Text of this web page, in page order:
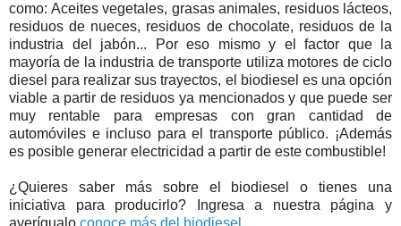
como: Aceites vegetales, grasas animales, residuos lácteos,
residuos de nueces, residuos de chocolate, residuos de la
industria del jabón... Por eso mismo y el factor que la
mayoría de la industria de transporte utiliza motores de ciclo
diesel para realizar sus trayectos, el biodiesel es una opción
viable a partir de residuos ya mencionados y que puede ser
muy rentable para empresas con gran cantidad de
automóviles e incluso para el transporte público. ¡Además
es posible generar electricidad a partir de este combustible!
¿Quieres saber más sobre el biodiesel o tienes una
iniciativa para producirlo? Ingresa a nuestra página y